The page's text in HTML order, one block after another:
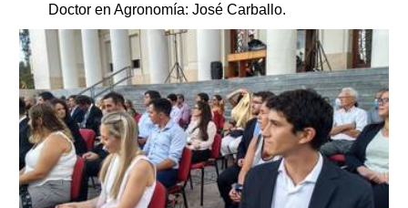
Doctor en Agronomía: José Carballo.